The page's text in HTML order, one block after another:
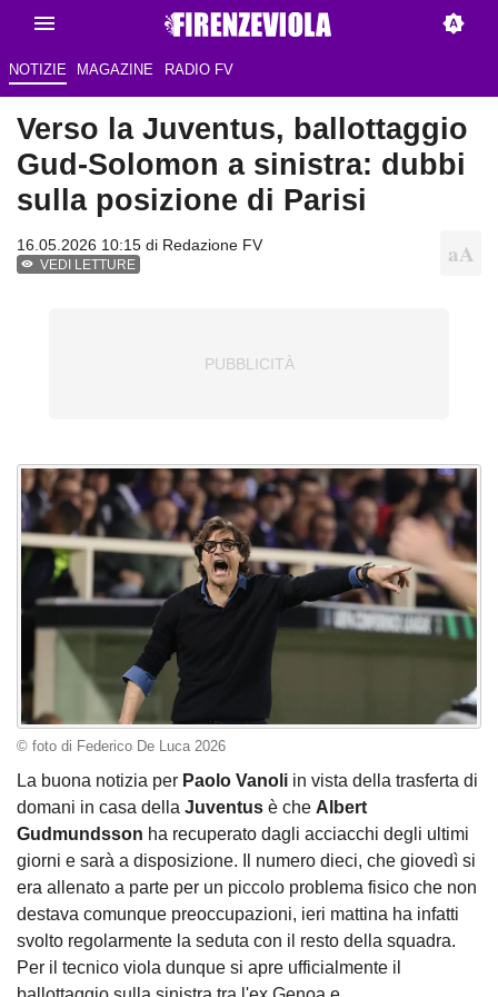
NOTIZIE MAGAZINE RADIO FV
Verso la Juventus, ballottaggio
Gud-Solomon a sinistra: dubbi
sulla posizione di Parisi
16.05.2026 10:15 di Redazione FV
VEDI LETTURE
© foto di Federico De Luca 2026
La buona notizia per Paolo Vanoli in vista della trasferta di
domani in casa della Juventus è che Albert
Gudmundsson ha recuperato dagli acciacchi degli ultimi
giorni e sarà a disposizione. Il numero dieci, che giovedì si
era allenato a parte per un piccolo problema fisico che non
destava comunque preoccupazioni, ieri mattina ha infatti
svolto regolarmente la seduta con il resto della squadra.
Per il tecnico viola dunque si apre ufficialmente il